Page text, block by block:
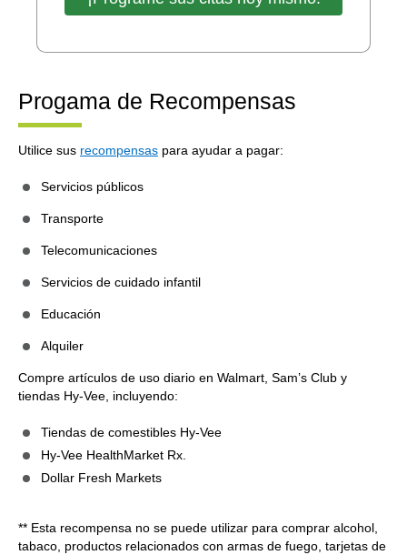
Progama de Recompensas
Utilice sus recompensas para ayudar a pagar:
Servicios públicos
Transporte
Telecomunicaciones
Servicios de cuidado infantil
Educación
Alquiler
Compre artículos de uso diario en Walmart, Sam’s Club y
tiendas Hy-Vee, incluyendo:
Tiendas de comestibles Hy-Vee
Hy-Vee HealthMarket Rx.
Dollar Fresh Markets
** Esta recompensa no se puede utilizar para comprar alcohol,
tabaco, productos relacionados con armas de fuego, tarjetas de